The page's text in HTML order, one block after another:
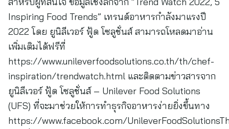
Inspiring Food Trends” เทรนด์อาหารกำลังมาแรงปี
2022 โดย ยูนิลีเวอร์ ฟู้ด โซลูชั่นส์ สามารถโหลดมาอ่าน
เพิ่มเติมได้ฟรีที่
https://www.unileverfoodsolutions.co.th/th/chef-
inspiration/trendwatch.html และติดตามข่าวสารจาก
ยูนิลีเวอร์ ฟู้ด โซลูชั่นส์ – Unilever Food Solutions
(UFS) ที่จะมาช่วยให้การทำธุรกิจอาหารง่ายยิ่งขึ้นทาง
https://www.facebook.com/